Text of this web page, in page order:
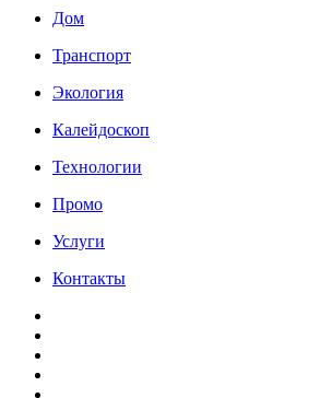
Дом
Транспорт
Экология
Калейдоскоп
Технологии
Промо
Услуги
Контакты